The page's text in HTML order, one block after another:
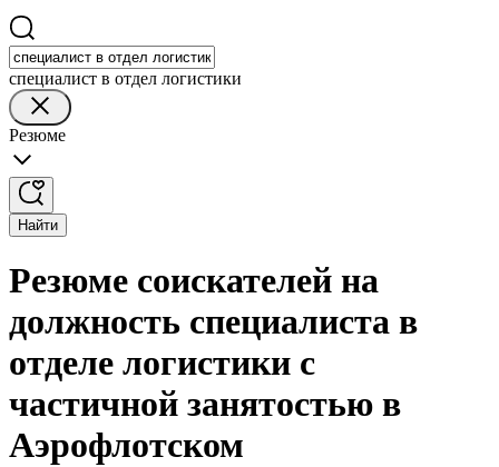
специалист в отдел логистики
Резюме
Найти
Резюме соискателей на
должность специалиста в
отделе логистики с
частичной занятостью в
Аэрофлотском